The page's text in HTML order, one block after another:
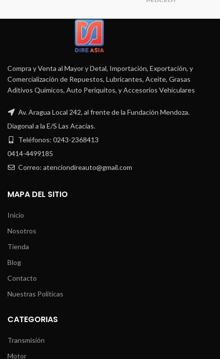
Compra y Venta al Mayor y Detal, Importación, Exportación, y
Comercialización de Repuestos, Lubricantes, Aceite, Grasas
Aditivos Químicos, Auto Periquitos, y Accesorios Vehiculares
Av. Aragua Local 242, al frente de la Fundación Mendoza.
Diagonal a la E/S Las Acacias.
Teléfonos: 0243-2368413
0414-4499185
Correo: atenciondireauto@gmail.com
MAPA DEL SITIO
Inicio
Nosotros
Tienda
Blog
Contacto
Nuestras Políticas
CATEGORIAS
Transmisión
Motor